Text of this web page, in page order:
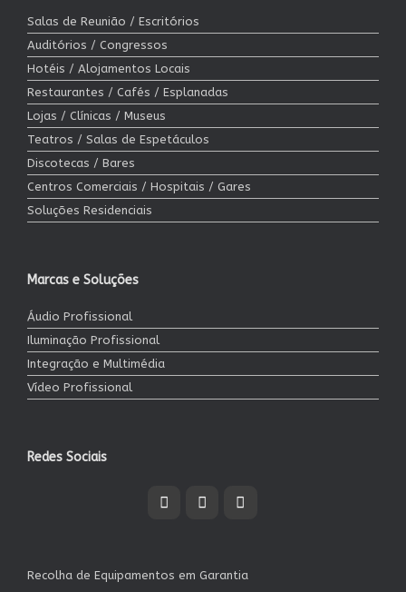
Salas de Reunião / Escritórios
Auditórios / Congressos
Hotéis / Alojamentos Locais
Restaurantes / Cafés / Esplanadas
Lojas / Clínicas / Museus
Teatros / Salas de Espetáculos
Discotecas / Bares
Centros Comerciais / Hospitais / Gares
Soluções Residenciais
Marcas e Soluções
Áudio Profissional
Iluminação Profissional
Integração e Multimédia
Vídeo Profissional
Redes Sociais
Recolha de Equipamentos em Garantia